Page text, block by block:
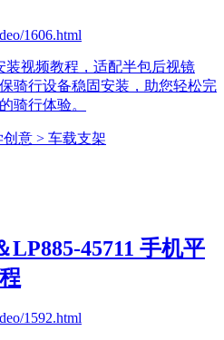
1606.html
装视频教程，适配半包后视镜
骑行设备稳固安装，助您轻松完
骑行体验。
创意 > 车载支架
LP885-45711 手机平
1592.html